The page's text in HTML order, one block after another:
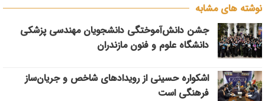
نوشته های مشابه
جشن دانش‌آموختگی دانشجویان مهندسی پزشکی
دانشگاه علوم و فنون مازندران
اشکواره حسینی از رویدادهای شاخص و جریان‌ساز
فرهنگی است